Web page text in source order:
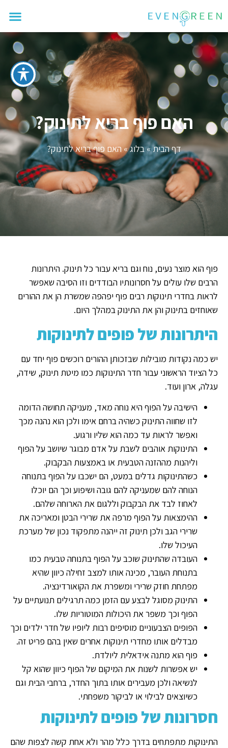
האם פוף בריא לתינוק?
דף הבית»בלוג»האם פוף בריא לתינוק?
פוף הוא מוצר נעים, נוח וגם בריא עבור כל תינוק. היתרונות
הרבים שלו עולים על חסרונותיו הבודדים וזו הסיבה שאפשר
לראות בחדרי תינוקות רבים פוף יפהפה שמשרת הן את ההורים
שאוחזים בתינוק והן את התינוק במהלך היום.
היתרונות של פופים לתינוקות
יש כמה נקודות מובילות שבזכותן ההורים רוכשים פוף יחד עם
כל הציוד הראשוני עבור חדר התינוקות כמו מיטת תינוק, שידה,
עגלה, ארון ועוד.
הישיבה על הפוף היא נוחה מאד, מעניקה תחושה הדומה
לזו שחווה התינוק כשהיה ברחם אימו ולכן הוא נהנה מכך
ואפשר לראות עד כמה הוא שליו ורגוע.
התינוקות אוהבים לשבת על אדם מבוגר שיושב על הפוף
וליהנות מההזנה הטבעית או באמצעות הבקבוק.
כשהתינוקות גדלים במעט, הם ישכבו על הפוף בתנוחה
הנוחה להם שמעניקה להם גובה ושיפוע וכך הם יוכלו
לאחוז לבד את הבקבוק וללגום את הארוחה שלהם.
ההימצאות על הפוף מרפה את שרירי הבטן ומאריכה את
שרירי הגב ולכן תינוק זה ייהנה מתפקוד נכון של מערכת
העיכול שלו.
העובדה שהתינוק שוכב על הפוף בתנוחה טבעית כמו
בתנוחת העובר, מכינה אותו למצב זחילה כיוון שהיא
מפתחת חוזק שרירי ומשפרת את הקואורדינציה.
התינוק מסוגל לבצע עם הזמן כמה תרגילים תנועתיים על
הפוף וכך משפר את היכולות המוטוריות שלו.
הפופים הצבעוניים מוסיפים רבות ליופיו של חדר ילדים וכך
מבדלים אותו מחדרי תינוקות אחרים שאין בהם פריט זה.
פוף הוא מתנה אידאלית ליולדת.
יש אפשרות לשנות את המיקום של הפוף כיוון שהוא קל
לנשיאה ולכן מעבירים אותו בתוך החדר, ברחבי הבית וגם
כשיוצאים לבילוי או לביקור משפחתי.
חסרונות של פופים לתינוקות
התינוקות מתפתחים בדרך כלל מהר ולא אחת קשה לצפות שהם